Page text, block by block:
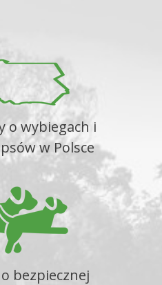
o wybiegach i
w Polsce
bezpiecznej